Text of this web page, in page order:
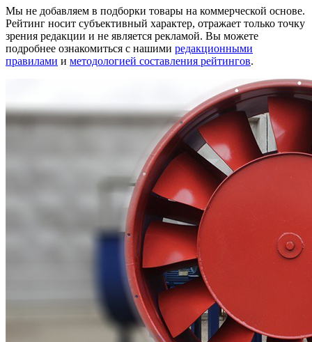
Мы не добавляем в подборки товары на коммерческой основе.
Рейтинг носит субъективный характер, отражает только точку
зрения редакции и не является рекламой. Вы можете
подробнее ознакомиться с нашими редакционными
правилами и методологией составления рейтингов.